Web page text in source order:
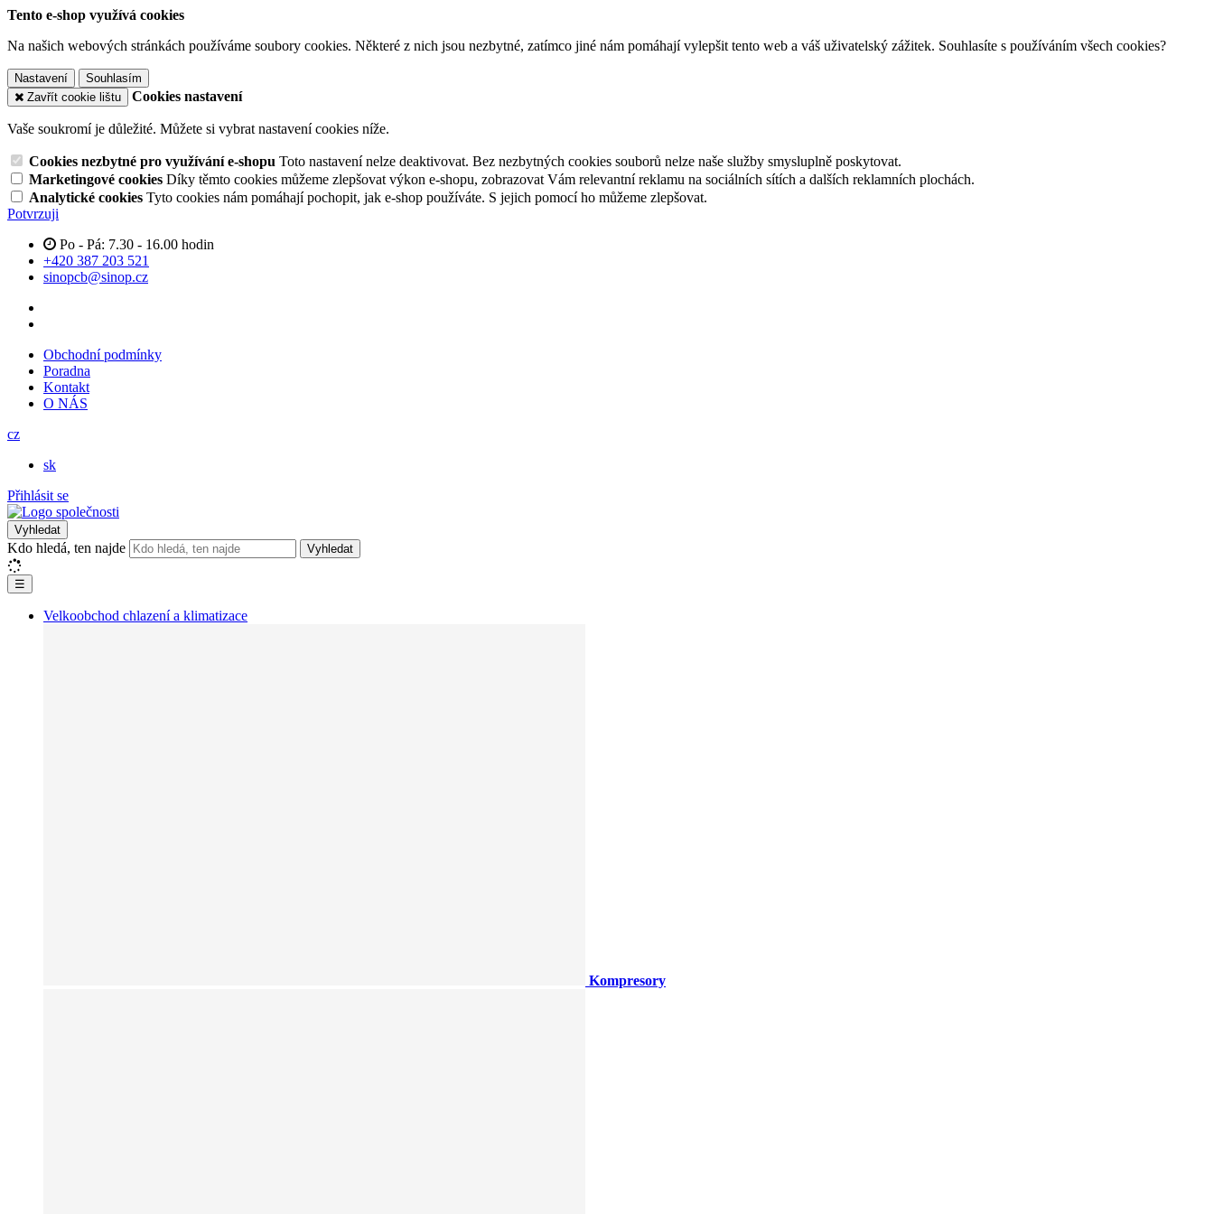
Tento e-shop využívá cookies
Na našich webových stránkách používáme soubory cookies. Některé z nich jsou nezbytné, zatímco jiné nám pomáhají vylepšit tento web a váš uživatelský zážitek. Souhlasíte s používáním všech cookies?
Nastavení
Souhlasím
Zavřít cookie lištu
Cookies nastavení
Vaše soukromí je důležité. Můžete si vybrat nastavení cookies níže.
Cookies nezbytné pro využívání e-shopu Toto nastavení nelze deaktivovat. Bez nezbytných cookies souborů nelze naše služby smysluplně poskytovat.
Marketingové cookies Díky těmto cookies můžeme zlepšovat výkon e-shopu, zobrazovat Vám relevantní reklamu na sociálních sítích a dalších reklamních plochách.
Analytické cookies Tyto cookies nám pomáhají pochopit, jak e-shop používáte. S jejich pomocí ho můžeme zlepšovat.
Potvrzuji
Po - Pá: 7.30 - 16.00 hodin
+420 387 203 521
sinopcb@sinop.cz
Obchodní podmínky
Poradna
Kontakt
O NÁS
cz
sk
Přihlásit se
Vyhledat
Kdo hledá, ten najde Vyhledat
☰
Velkoobchod chlazení a klimatizace
Kompresory